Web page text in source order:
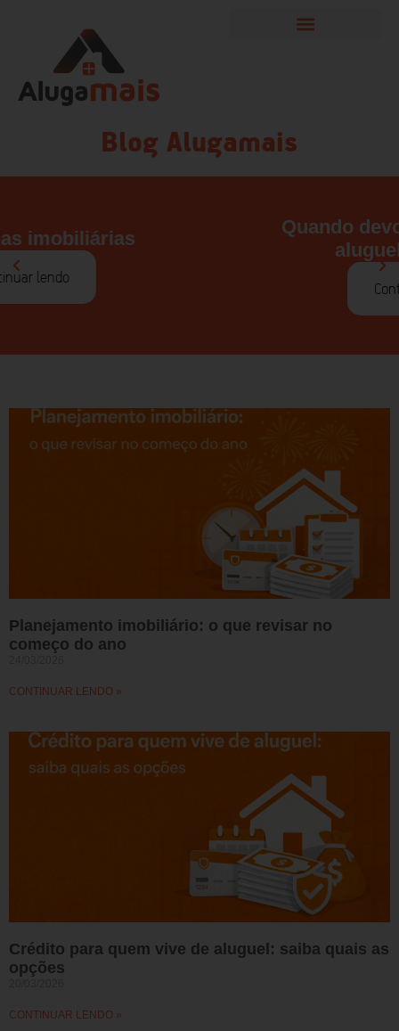
Blog Alugamais
Quando devo pagar o primeiro
aluguel do imóvel?
Planejamento imobiliário: o que revisar no
começo do ano
CONTINUAR LENDO »
Crédito para quem vive de aluguel: saiba quais as
opções
CONTINUAR LENDO »